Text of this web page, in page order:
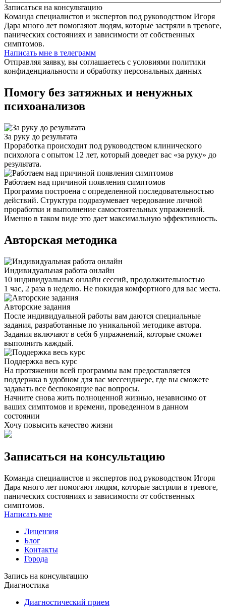
Записаться на консультацию
Команда специалистов и экспертов под руководством Игоря
Дара много лет помогаяют людям, которые застряли в тревоге,
панических состояниях и зависимости от собственных
симптомов.
Написать мне в телеграмм
Отправляя заявку, вы соглашаетесь с условиями политики
конфиденциальности и обработку персональных данных
Помогу без затяжных и ненужных
психоанализов
За руку до результата
Проработка происходит под руководством клинического
психолога с опытом 12 лет, который доведет вас «за руку» до
результата.
Работаем над причиной появления симптомов
Программа построена с определенной последовательностью
действий. Структура подразумевает чередование личной
проработки и выполнение самостоятельных упражнений.
Именно в таком виде это дает максимальную эффективность.
Авторская методика
Индивидуальная работа онлайн
10 индивидуальных онлайн сессий, продолжительностью
1 час, 2 раза в неделю. Не покидая комфортного для вас места.
Авторские задания
После индивидуальной работы вам даются специальные
задания, разработанные по уникальной методике автора.
Задания включают в себя 6 упражнений, которые сможет
выполнить каждый.
Поддержка весь курс
На протяжении всей программы вам предоставляется
поддержка в удобном для вас мессенджере, где вы сможете
задавать все беспокоящие вас вопросы.
Начните снова жить полноценной жизнью, независимо от
ваших симптомов и времени, проведенном в данном
состоянии
Хочу повысить качество жизни
Записаться на консультацию
Команда специалистов и экспертов под руководством Игоря
Дара много лет помогают людям, которые застряли в тревоге,
панических состояниях и зависимости от собственных
симптомов.
Написать мне
Лицензия
Блог
Контакты
Города
Запись на консультацию
Диагностика
Диагностический прием